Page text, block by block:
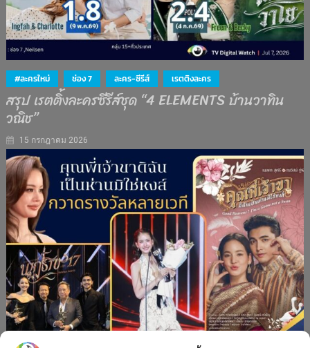
#ละครใหม่ ช่อง 7 ละคร-ซีรีส์ เรตติงละคร
สรุป เรตติ้งละครซีรีส์ชุด “4 ELEMENTS บ้านวาทิน
วณิช”
15 กรกฎาคม 2026